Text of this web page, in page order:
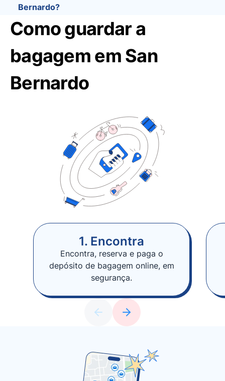
Bernardo?
Como guardar a
bagagem em San
Bernardo
1. Encontra
Encontra, reserva e paga o
depósito de bagagem online, em
segurança.